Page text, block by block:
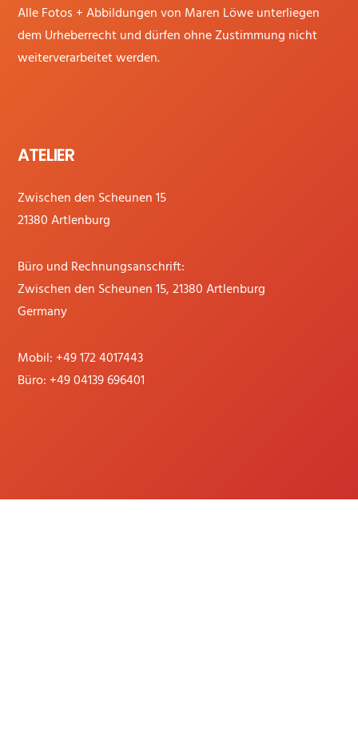
Alle Fotos + Abbildungen von Maren Löwe unterliegen
dem Urheberrecht und dürfen ohne Zustimmung nicht
weiterverarbeitet werden.
ATELIER
Zwischen den Scheunen 15
21380 Artlenburg
Büro und Rechnungsanschrift:
Zwischen den Scheunen 15, 21380 Artlenburg
Germany
Mobil: +49 172 4017443
Büro: +49 04139 696401